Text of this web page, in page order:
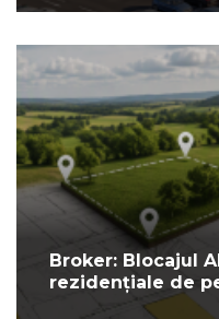
Broker: Blocajul
rezidențiale de